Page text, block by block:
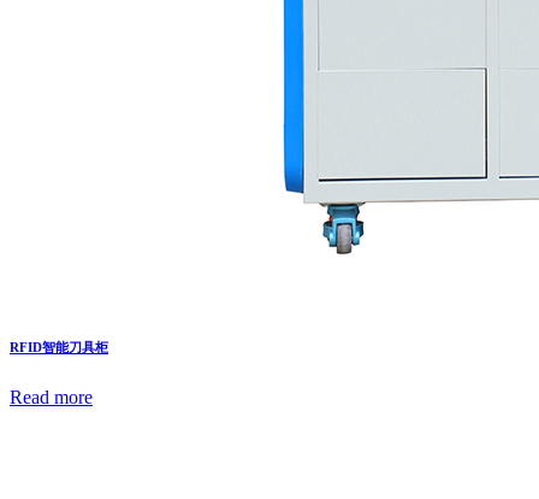
RFID智能刀具柜
Read more